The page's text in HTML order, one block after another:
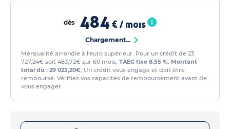
dès 484 € / mois
Chargement...
Mensualité arrondie à l'euro supérieur. Pour un crédit de 23
727,24€ soit 483,72€ sur 60 mois, TAEG fixe 8.55 %. Montant
total dû : 29 023,20€, Un crédit vous engage et doit être
remboursé. Vérifiez vos capacités de remboursement avant de
vous engager.